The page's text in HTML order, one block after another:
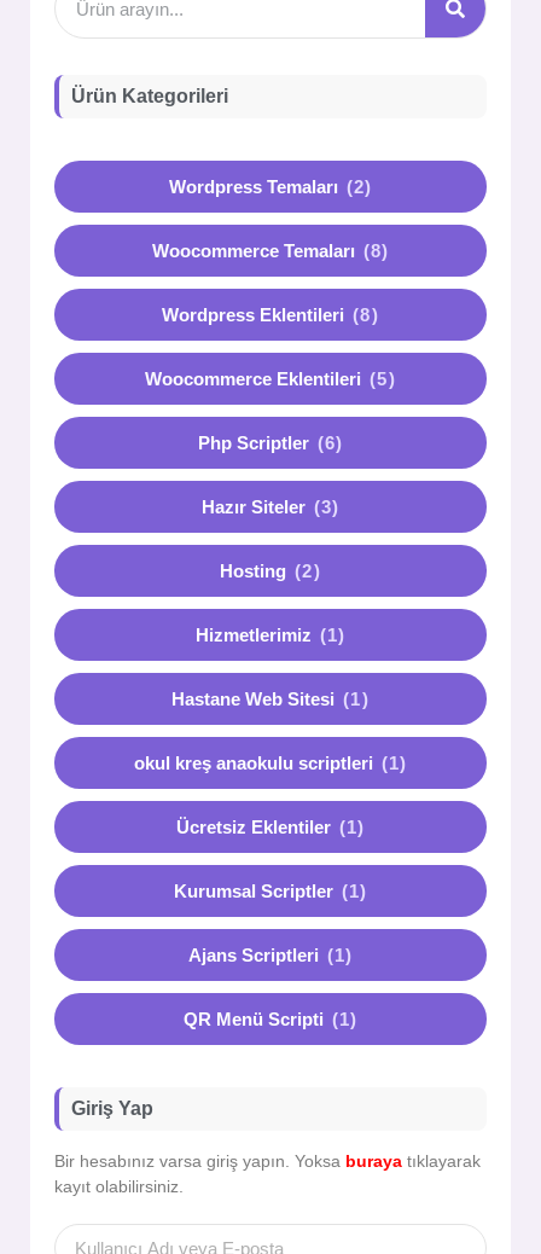
Ürün Kategorileri
Wordpress Temaları (2)
Woocommerce Temaları (8)
Wordpress Eklentileri (8)
Woocommerce Eklentileri (5)
Php Scriptler (6)
Hazır Siteler (3)
Hosting (2)
Hizmetlerimiz (1)
Hastane Web Sitesi (1)
okul kreş anaokulu scriptleri (1)
Ücretsiz Eklentiler (1)
Kurumsal Scriptler (1)
Ajans Scriptleri (1)
QR Menü Scripti (1)
Giriş Yap
Bir hesabınız varsa giriş yapın. Yoksa buraya tıklayarak
kayıt olabilirsiniz.